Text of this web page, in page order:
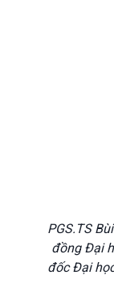
PGS.TS
đồng Đại
đốc Đại